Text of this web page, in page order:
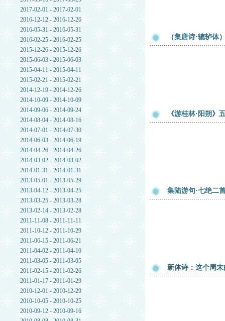
2017-02-01 - 2017-02-01
2016-12-12 - 2016-12-26
2016-05-31 - 2016-05-31
2016-02-25 - 2016-02-25
2015-12-26 - 2015-12-26
2015-06-03 - 2015-06-03
2015-04-11 - 2015-04-11
2015-02-21 - 2015-02-21
2014-12-19 - 2014-12-26
2014-10-09 - 2014-10-09
2014-09-06 - 2014-09-24
2014-08-04 - 2014-08-16
2014-07-01 - 2014-07-30
2014-06-03 - 2014-06-19
2014-04-26 - 2014-04-26
2014-03-02 - 2014-03-02
2014-01-31 - 2014-01-31
2013-05-01 - 2013-05-29
2013-04-12 - 2013-04-25
2013-03-25 - 2013-03-28
2013-02-14 - 2013-02-28
2011-11-08 - 2011-11-11
2011-10-12 - 2011-10-29
2011-06-15 - 2011-06-21
2011-04-02 - 2011-04-10
2011-03-05 - 2011-03-05
2011-02-15 - 2011-02-26
2011-01-17 - 2011-01-29
2010-12-01 - 2010-12-29
2010-10-05 - 2010-10-25
2010-09-12 - 2010-09-16
（集唐诗·辘轳体
《游桂林·阳朔》
集陆游句·七绝二
新体诗：这个周